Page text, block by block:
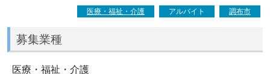
医療・福祉・介護 アルバイト 調布市
募集業種
医療・福祉・介護